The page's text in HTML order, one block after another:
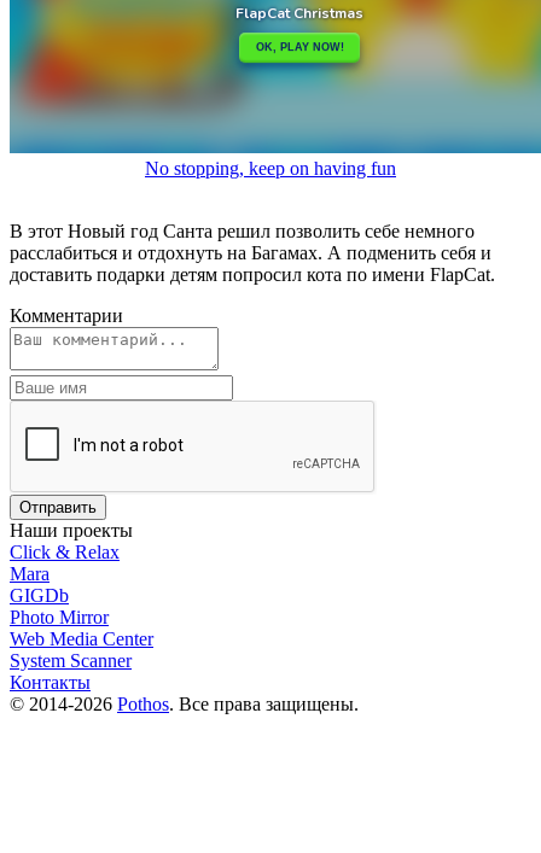
No stopping, keep on having fun
В этот Новый год Санта решил позволить себе немного
расслабиться и отдохнуть на Багамах. А подменить себя и
доставить подарки детям попросил кота по имени FlapCat.
Комментарии
Наши проекты
Click & Relax
Mara
GIGDb
Photo Mirror
Web Media Center
System Scanner
Контакты
© 2014-2026 Pothos. Все права защищены.